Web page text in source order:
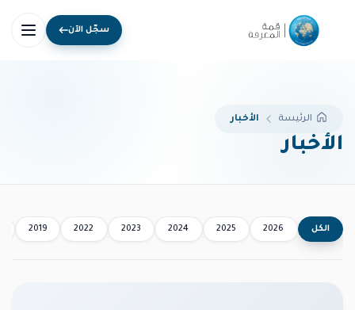
سجّل الآن
الرئيسة الأخبار
الأخبار
الكل 2026
2025
2024
2023
2022
2019